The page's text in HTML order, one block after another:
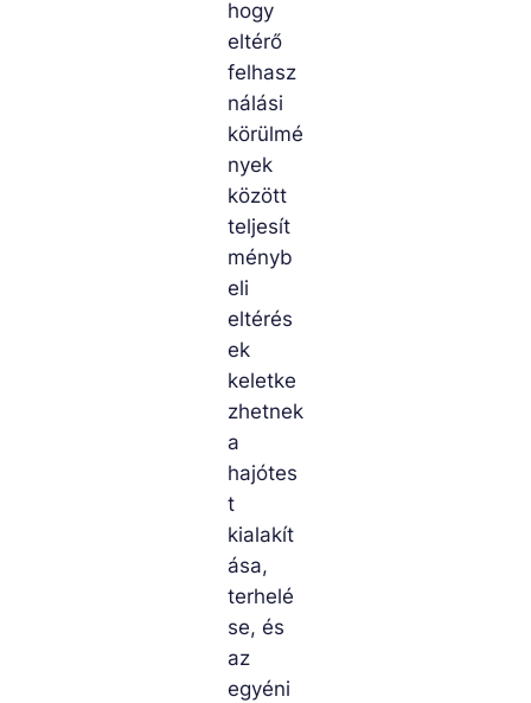
hogy
eltérő
felhasz
nálási
körülmé
nyek
között
teljesít
ményb
eli
eltérés
ek
keletke
zhetnek
a
hajótes
t
kialakít
ása,
terhelé
se, és
az
egyéni